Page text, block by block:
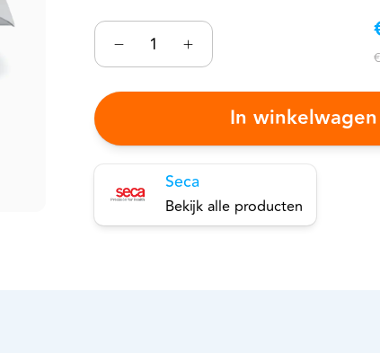
In winkelwagen
Seca
Bekijk alle producten